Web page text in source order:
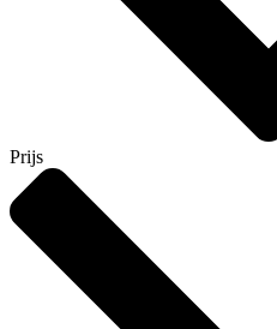
Prijs